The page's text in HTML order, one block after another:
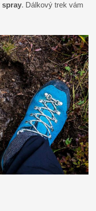
spray. Dálkový trek vám